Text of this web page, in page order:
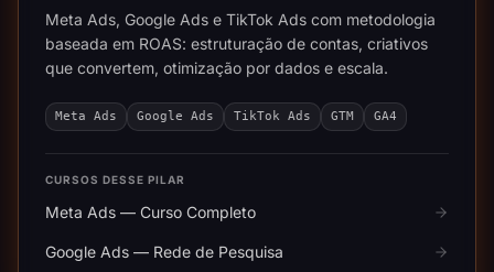
Meta Ads, Google Ads e TikTok Ads com metodologia
baseada em ROAS: estruturação de contas, criativos
que convertem, otimização por dados e escala.
Meta Ads Google Ads TikTok Ads GTM GA4
CURSOS DESSE PILAR
Meta Ads — Curso Completo
Google Ads — Rede de Pesquisa